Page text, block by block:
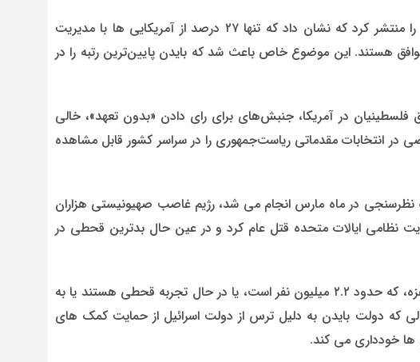
اخیرا موسسه گالوپ یک نظرسنجی دیگری را منتشر کرد که نشان داد که تنها ۲۷ درصد از آمریکایی ها با مدیریت
هستند. این موضوع خاص باعث شد که بایدن پایین‌ترین رتبه را در
فلسطینیان در آمریکا، جنبش‌های برای رای دادن «بدون تعهد»، خالی
در انتخابات مقدماتی ریاست‌جمهوری را در سراسر کشور قابل مشاهده
نظرسنجی در ماه مارس انجام می شد، رژیم غاصب صهیونیستی هزاران
نظامی ایالات متحده قتل عام کرد و در عین حال بدترین قحطی در
کارشناسان هشدار داده اند که کل جمعیت غزه، که حدود ۲.۲ میلیون نفر است، یا در حال تجربه قحطی هستند یا به
که دولت بایدن به دلیل ترس از دولت اسرائیل از حمایت کمک های
خودداری می کند.